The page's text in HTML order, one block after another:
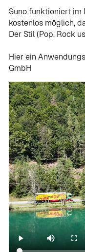
Suno funktioniert im
kostenlos möglich,
Der Stil (Pop, Rock
Hier ein
GmbH